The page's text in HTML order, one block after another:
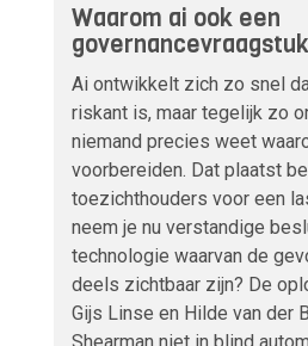
Waarom ai ook een
Ai ontwikkelt zich zo snel
riskant is, maar tegelijk zo
niemand precies weet
voorbereiden. Dat plaatst
toezichthouders voor een
neem je nu verstandige
technologie waarvan de
deels zichtbaar zijn? De
Gijs Linse en Hilde van der